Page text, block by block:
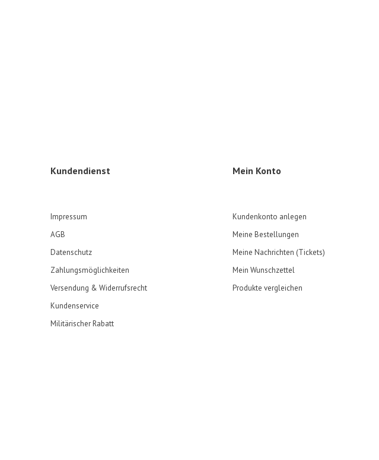
Kundendienst
Impressum
AGB
Datenschutz
Zahlungsmöglichkeiten
Versendung & Widerrufsrecht
Kundenservice
Militärischer Rabatt
Mein Konto
Kundenkonto anlegen
Meine Bestellungen
Meine Nachrichten (Tickets)
Mein Wunschzettel
Produkte vergleichen